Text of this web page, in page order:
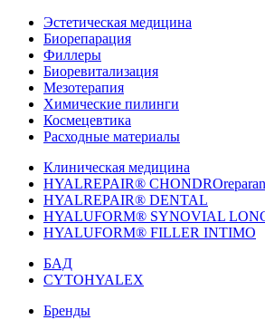
Эстетическая медицина
Биорепарация
Филлеры
Биоревитализация
Мезотерапия
Химические пилинги
Космецевтика
Расходные материалы
Клиническая медицина
HYALREPAIR®
HYALREPAIR® DENTAL
HYALUFORM® SYNOVIAL
HYALUFORM® FILLER INTIMO
БАД
CYTOHYALEX
Бренды